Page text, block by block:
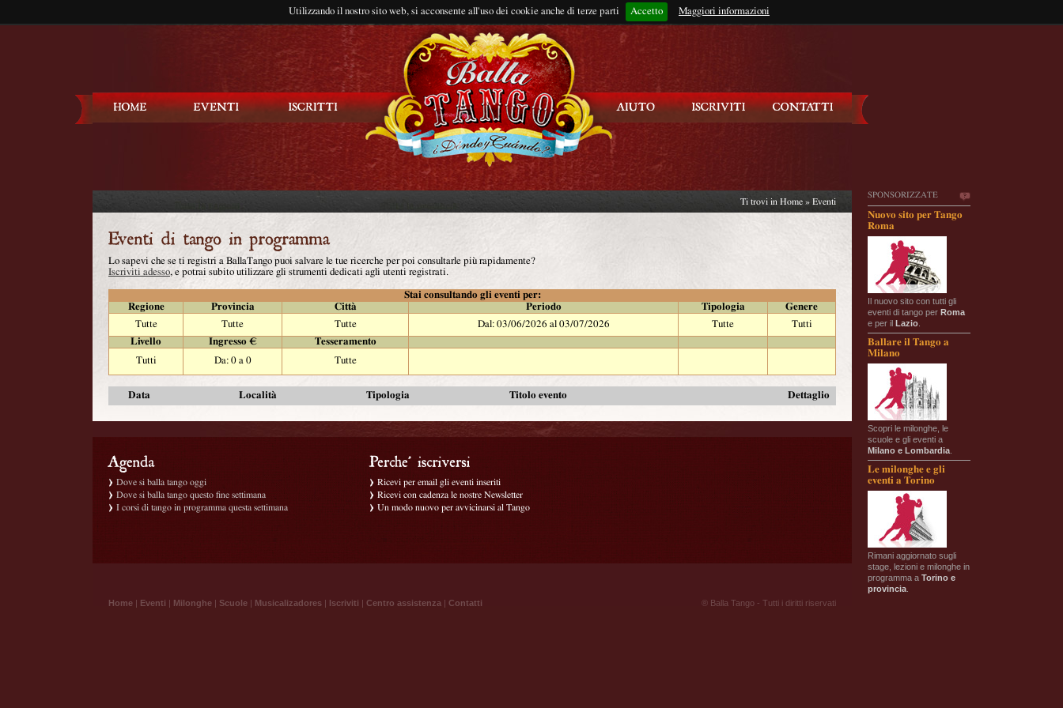
Utilizzando il nostro sito web, si acconsente all'uso dei cookie anche di terze parti Accetto Maggiori informazioni
Rimani connesso?
SPONSORIZZATE
Nuovo sito per Tango
Roma
Il nuovo sito con tutti gli
eventi di tango per Roma
e per il Lazio
Ballare il Tango a
Milano
Scopri le milonghe, le
scuole e gli eventi a
Milano e Lombardia
Le milonghe e gli
eventi a Torino
Rimani aggiornato sugli
stage, lezioni e milonghe in
programma a Torino e
provincia
Ti trovi in Home » Eventi
Lo sapevi che se ti registri a BallaTango puoi salvare le tue ricerche per poi consultarle più rapidamente?
Iscriviti adesso, e potrai subito utilizzare gli strumenti dedicati agli utenti registrati.
Stai consultando gli eventi per:
Regione
Provincia Città Periodo Tipologia
Genere
Tutte
Tutte Tutte Dal: 03/06/2026 al 03/07/2026 Tutte
Tutti
Livello
Ingresso €
Tesseramento
Tutti
Da: 0 a 0 Tutte
Data Località Tipologia Titolo evento Dettaglio
Dove si balla tango oggi
Dove si balla tango questo fine settimana
I corsi di tango in programma questa settimana
Ricevi per email gli eventi inseriti
Ricevi con cadenza le nostre Newsletter
Un modo nuovo per avvicinarsi al Tango
Home | Eventi | Milonghe | Scuole | Musicalizadores | Iscriviti | Centro assistenza | Contatti ® Balla Tango - Tutti i diritti riservati